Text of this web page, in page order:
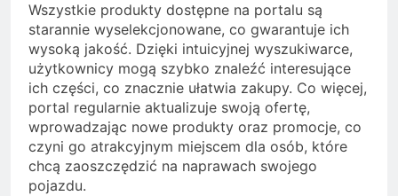
Wszystkie produkty dostępne na portalu są
starannie wyselekcjonowane, co gwarantuje ich
wysoką jakość. Dzięki intuicyjnej wyszukiwarce,
użytkownicy mogą szybko znaleźć interesujące
ich części, co znacznie ułatwia zakupy. Co więcej,
portal regularnie aktualizuje swoją ofertę,
wprowadzając nowe produkty oraz promocje, co
czyni go atrakcyjnym miejscem dla osób, które
chcą zaoszczędzić na naprawach swojego
pojazdu.